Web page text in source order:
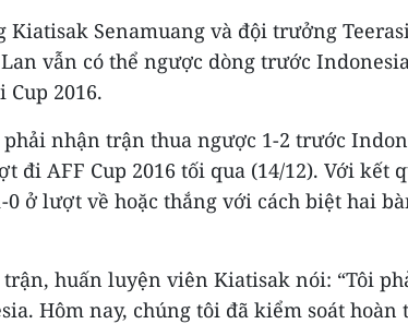
Senamuang và đội trưởng
vẫn có thể ngược dòng trước
Cup 2016.
nhận trận thua ngược 1-2 trước
đi AFF Cup 2016 tối qua (14/12). Với kết
0 ở lượt về hoặc thắng với cách biệt hai
trận, huấn luyện viên Kiatisak nói: “Tôi
Hôm nay, chúng tôi đã kiểm soát hoàn